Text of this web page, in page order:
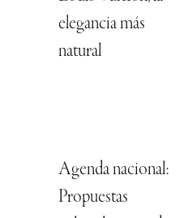
elegancia más
natural
Agenda nacional:
Propuestas